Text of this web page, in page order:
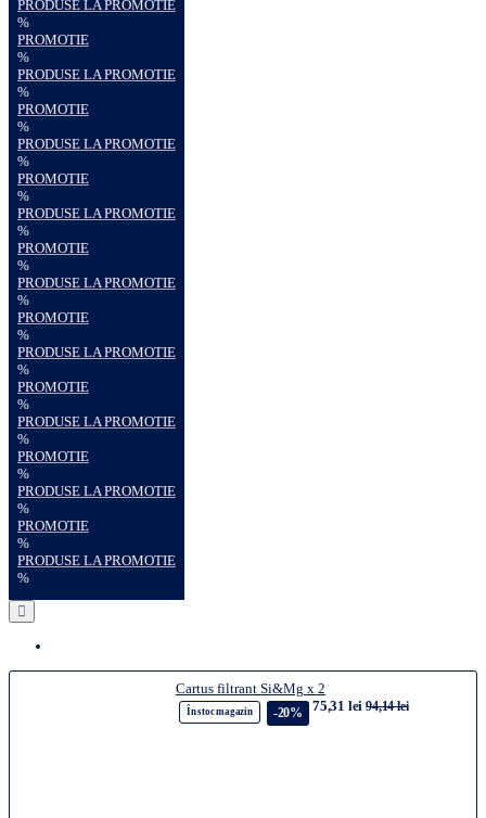
PRODUSE LA PROMOTIE
%
PROMOTIE
%
PRODUSE LA PROMOTIE
%
PROMOTIE
%
PRODUSE LA PROMOTIE
%
PROMOTIE
%
PRODUSE LA PROMOTIE
%
PROMOTIE
%
PRODUSE LA PROMOTIE
%
PROMOTIE
%
PRODUSE LA PROMOTIE
%
PROMOTIE
%
PRODUSE LA PROMOTIE
%
PROMOTIE
%
PRODUSE LA PROMOTIE
%
PROMOTIE
%
PRODUSE LA PROMOTIE
%
Cartus filtrant Si&Mg x 2
În stoc magazin -20% 75,31 lei 94,14 lei